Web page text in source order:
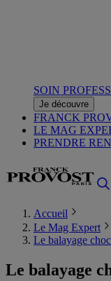
SOIN
Je découvre
FRANCK
LE MAG
PRENDRE
Accueil
Le Mag Expert
Le balayage
Le balayage